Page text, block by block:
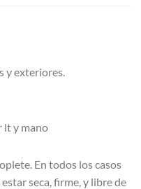
y exteriores.
lt y mano
En todos los casos
seca, firme, y libre de